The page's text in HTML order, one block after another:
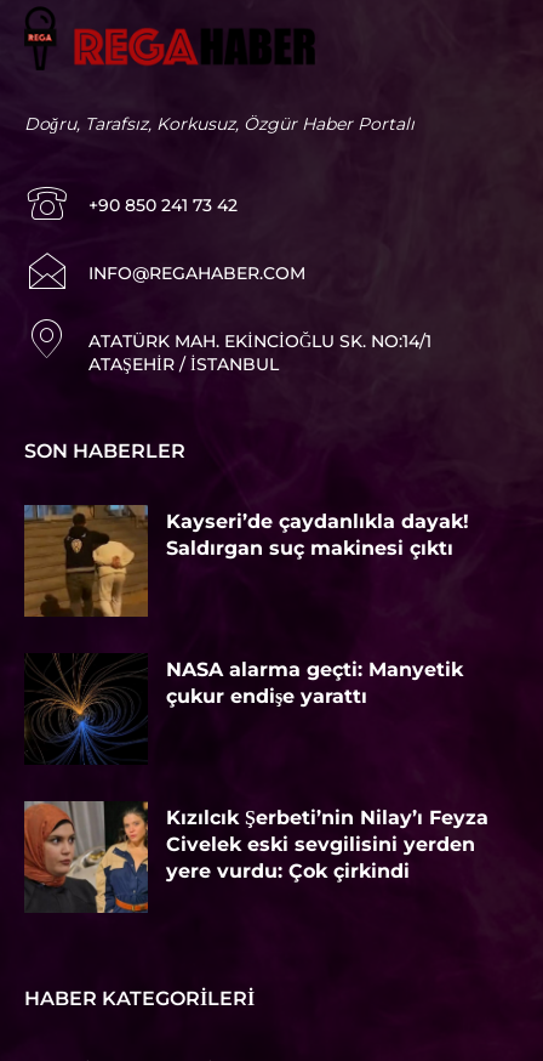
Doğru, Tarafsız, Korkusuz, Özgür Haber Portalı
+90 850 241 73 42
INFO@REGAHABER.COM
ATATÜRK MAH. EKINCIOĞLU SK. NO:14/1
ATAŞEHIR / İSTANBUL
SON HABERLER
Kayseri’de çaydanlıkla dayak!
Saldırgan suç makinesi çıktı
NASA alarma geçti: Manyetik
çukur endişe yarattı
Kızılcık Şerbeti’nin Nilay’ı Feyza
Civelek eski sevgilisini yerden
yere vurdu: Çok çirkindi
HABER KATEGORILERI